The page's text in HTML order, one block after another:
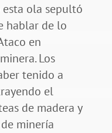
ola sepultó
hablar de lo
en
Los
tenido a
el
de madera y
minería